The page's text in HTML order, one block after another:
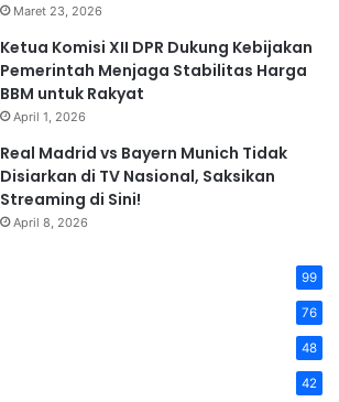
Maret 23, 2026
Ketua Komisi XII DPR Dukung Kebijakan
Pemerintah Menjaga Stabilitas Harga
BBM untuk Rakyat
April 1, 2026
Real Madrid vs Bayern Munich Tidak
Disiarkan di TV Nasional, Saksikan
Streaming di Sini!
April 8, 2026
99
76
48
42